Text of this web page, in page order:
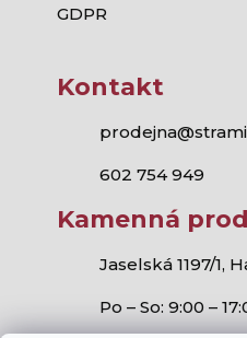
GDPR
Kontakt
602 754 949
Kamenná
Jaselská 1197/1,
Po – So: 9:00 –